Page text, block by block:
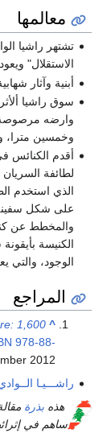
معالمها
تشتهر راشيا
الاستقلال"
أبنية وآثار شهابية
وارضه مرصوصة
وخمسين مترا،
أقدم الكنائس
لطائفة السريان
الذي استخدم
على شكل
والمخطط عن
الكنيسة
الوجود، والتي
المراجع
^
1,600
978-88-
2012
راشـــيـا
هذه بذرة
ساهم في